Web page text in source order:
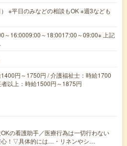
※平日のみなどの相談もOK ※週3なども
～16:0009:00～18:0017:00～09:00※ 上記
円～1750円 / 介護福祉士：時給1700
以上：時給1500円～1875円
の看護助手／医療行為は一切行わない
心！▽具体的には…・リネンやシ…